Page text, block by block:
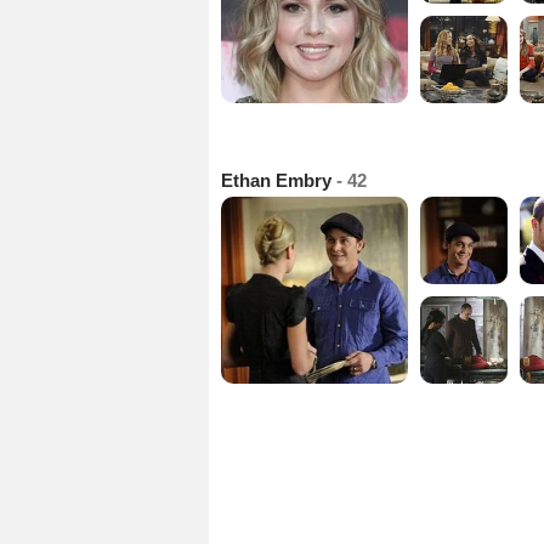
Ethan Embry - 42